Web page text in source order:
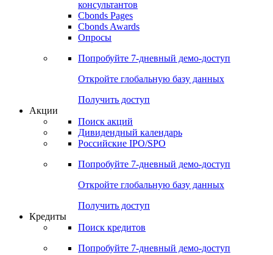
Сукук
Ломбардные списки
Участники рынка
Рэнкинги инвест. банков и юр.
Cbonds Pages
Опросы
Попробуйте7-дневный
Откройте глобальную базу данных
Получить доступ
Поиск акций
Российские IPO/SPO
Попробуйте7-дневный
Откройте глобальную базу данных
Получить доступ